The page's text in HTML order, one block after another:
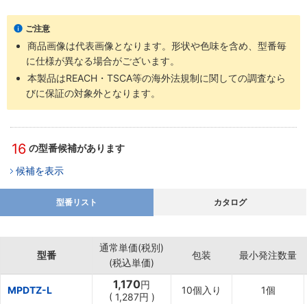
ご注意
商品画像は代表画像となります。形状や色味を含め、型番毎
に仕様が異なる場合がございます。
本製品はREACH・TSCA等の海外法規制に関しての調査なら
びに保証の対象外となります。
16 の型番候補があります
候補を表示
型番リスト カタログ
型番
通常単価(税別)
(税込単価)
包装 最小発注数量
MPDTZ-L 1,170円
( 1,287円 )
10個入り 1個